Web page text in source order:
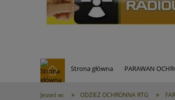
Strona główna PARAWAN
Jesteś w: » ODZIEŻ OCHRONNA RTG »